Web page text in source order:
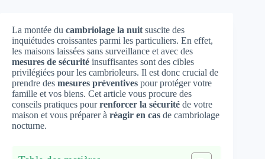
La montée du cambriolage la nuit suscite des
inquiétudes croissantes parmi les particuliers. En effet,
les maisons laissées sans surveillance et avec des
mesures de sécurité insuffisantes sont des cibles
privilégiées pour les cambrioleurs. Il est donc crucial de
prendre des mesures préventives pour protéger votre
famille et vos biens. Cet article vous procure des
conseils pratiques pourrenforcer la sécurité de votre
maison et vous préparer à réagir en cas de cambriolage
nocturne.